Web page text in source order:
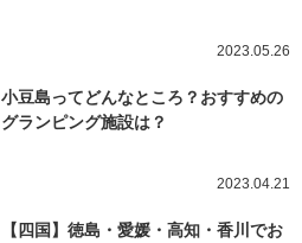
2023.05.26
小豆島ってどんなところ？おすすめの
グランピング施設は？
2023.04.21
【四国】徳島・愛媛・高知・香川でお